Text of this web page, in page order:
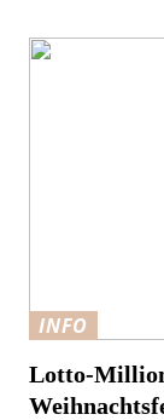
INFO
Lotto-